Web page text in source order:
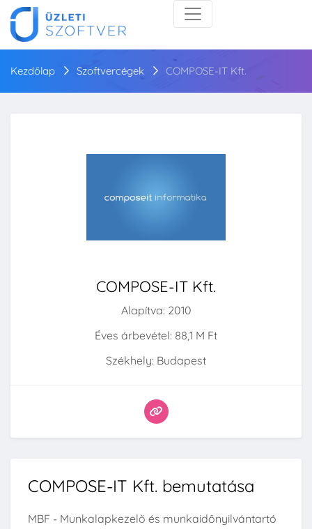
Kezdőlap Szoftvercégek COMPOSE-IT Kft.
COMPOSE-IT Kft.
Alapítva: 2010
Éves árbevétel: 88,1 M Ft
Székhely: Budapest
COMPOSE-IT Kft. bemutatása
MBF - Munkalapkezelő és munkaidőnyilvántartó